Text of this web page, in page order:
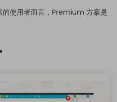
的使用者而言，Premium 方案是